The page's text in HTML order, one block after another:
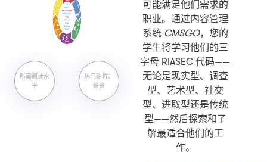
热门职位、
薪资
所需阅读水
平
可能满足他们需求的
职业。通过内容管理
系统 CMSGO，您的
学生将学习他们的三
字母 RIASEC 代码——
无论是现实型、调查
型、艺术型、社交
型、进取型还是传统
型——然后探索和了
解最适合他们的工
作。